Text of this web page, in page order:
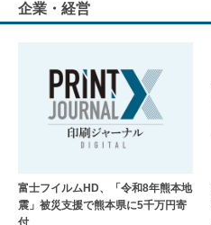
企業・経営
富士フイルムHD、「令和8年熊本地
震」被災支援で熊本県に5千万円寄
付